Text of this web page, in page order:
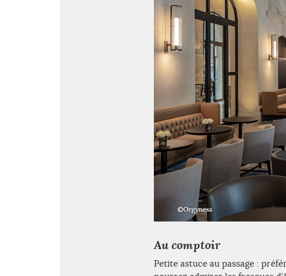
Au comptoir
Petite astuce au passage :